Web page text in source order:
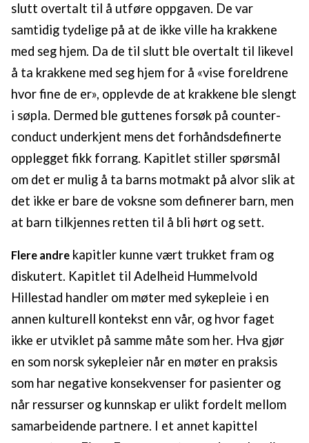
slutt overtalt til å utføre oppgaven. De var
samtidig tydelige på at de ikke ville ha krakkene
med seg hjem. Da de til slutt ble overtalt til likevel
å ta krakkene med seg hjem for å «vise foreldrene
hvor fine de er», opplevde de at krakkene ble slengt
i søpla. Dermed ble guttenes forsøk på counter-
conduct underkjent mens det forhåndsdefinerte
opplegget fikk forrang. Kapitlet stiller spørsmål
om det er mulig å ta barns motmakt på alvor slik at
det ikke er bare de voksne som definerer barn, men
at barn tilkjennes retten til å bli hørt og sett.
Flere andre kapitler kunne vært trukket fram og
diskutert. Kapitlet til Adelheid Hummelvold
Hillestad handler om møter med sykepleie i en
annen kulturell kontekst enn vår, og hvor faget
ikke er utviklet på samme måte som her. Hva gjør
en som norsk sykepleier når en møter en praksis
som har negative konsekvenser for pasienter og
når ressurser og kunnskap er ulikt fordelt mellom
samarbeidende partnere. I et annet kapittel